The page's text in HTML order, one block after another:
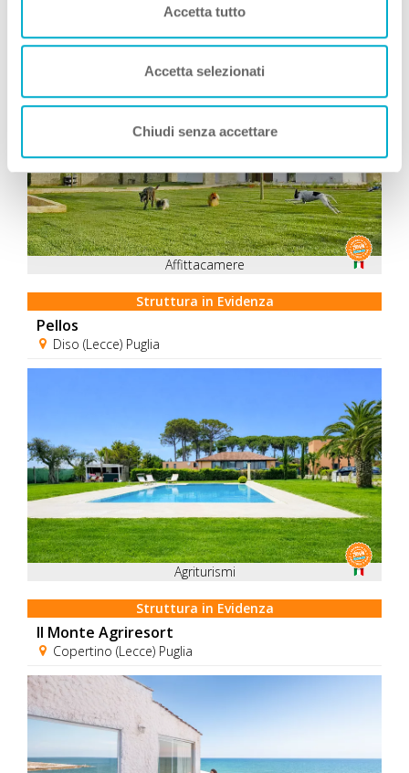
Accetta tutto
Accetta selezionati
Chiudi senza accettare
Consigliati da Zampa Vacanza
Affittacamere
Struttura in Evidenza
Pellos
Diso (Lecce) Puglia
Agriturismi
Struttura in Evidenza
Il Monte Agriresort
Copertino (Lecce) Puglia